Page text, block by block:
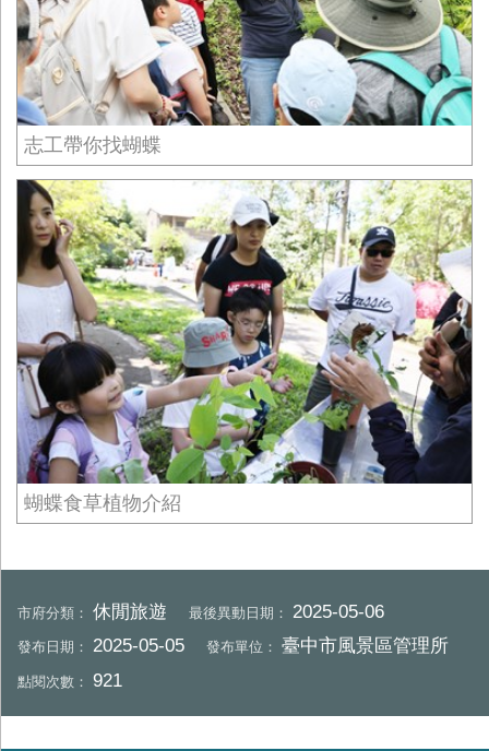
志工帶你找蝴蝶
蝴蝶食草植物介紹
市府分類：休閒旅遊 最後異動日期： 2025-05-06
發布日期：2025-05-05 發布單位：臺中市風景區管理所
點閱次數：921